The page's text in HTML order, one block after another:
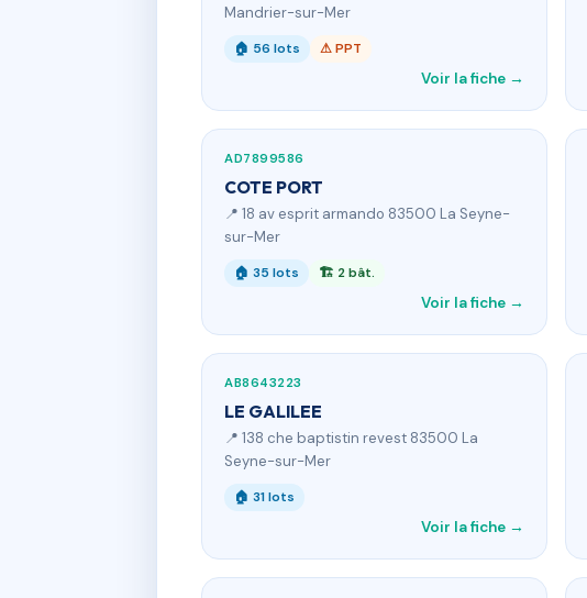
Mandrier-sur-Mer
🏠 56 lots ⚠ PPT
Voir la fiche →
AD7899586
COTE PORT
📍 18 av esprit armando 83500 La Seyne-
sur-Mer
🏠 35 lots 🏗 2 bât.
Voir la fiche →
AB8643223
LE GALILEE
📍 138 che baptistin revest 83500 La
Seyne-sur-Mer
🏠 31 lots
Voir la fiche →